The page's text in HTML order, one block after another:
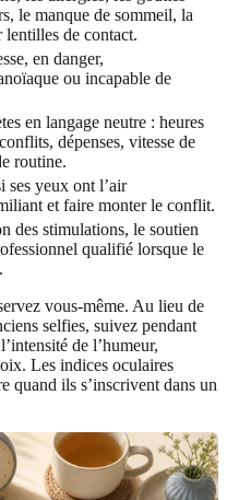
le manque de sommeil, la
de contact.
en danger,
ou incapable de
en langage neutre : heures
dépenses, vitesse de
routine.
ses yeux ont l’air
et faire monter le conflit.
des stimulations, le soutien
qualifié lorsque le
vous-même. Au lieu de
selfies, suivez pendant
de l’humeur,
Les indices oculaires
quand ils s’inscrivent dans un